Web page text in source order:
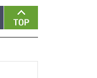
맨위로